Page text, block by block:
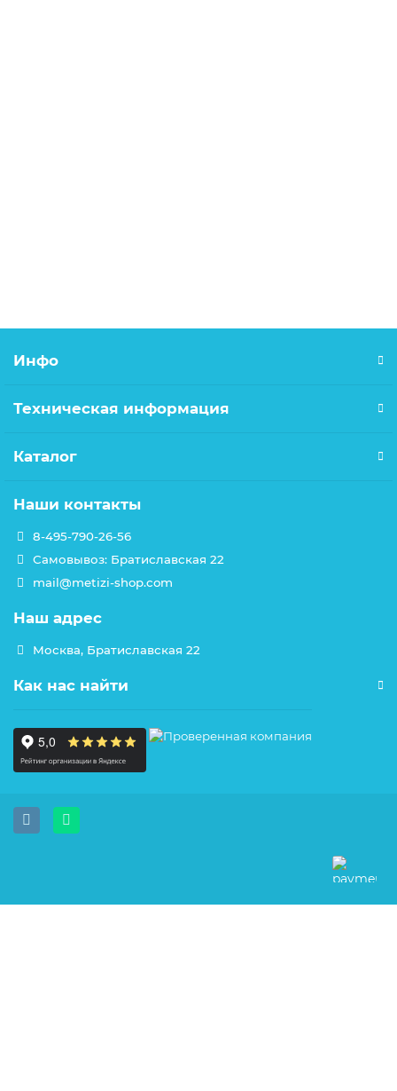
Инфо
Техническая информация
Каталог
Наши контакты
8-495-790-26-56
Самовывоз: Братиславская 22
mail@metizi-shop.com
Наш адрес
Москва, Братиславская 22
Как нас найти